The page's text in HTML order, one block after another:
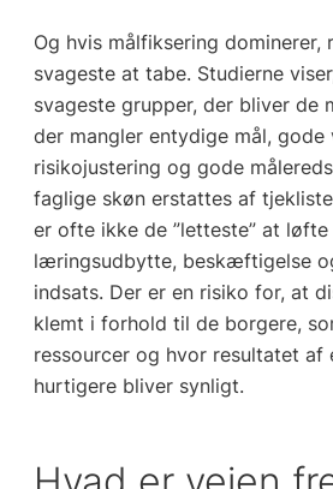
Og hvis målfiksering dominerer,
svageste at tabe. Studierne
svageste grupper, der bliver de
der mangler entydige mål,
risikojustering og gode
faglige skøn erstattes af
er ofte ikke de ”letteste” at
læringsudbytte, beskæftigelse
indsats. Der er en risiko for, at
klemt i forhold til de borgere,
ressourcer og hvor resultatet af
hurtigere bliver synligt.